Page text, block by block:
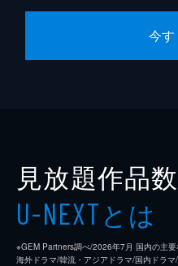
今
見放題作品数
U-NEXTとは
※GEM Partners調べ/2026年7⽉ 国内の主
海外ドラマ/韓流・アジアドラマ/国内ドラマ